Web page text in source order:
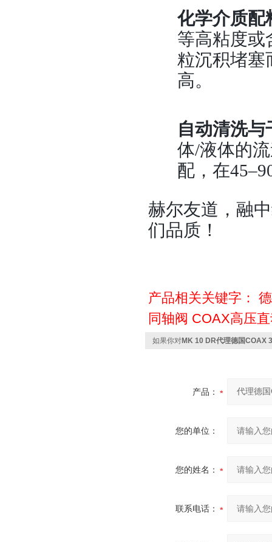
化学介质配
等高粘度或
粒沉积堵塞
高。
自动清洗与
体/液体的
配，在
赫尔友道，融
们品质！
产品相关关键字：
同轴阀 COAX高压
如果你对MK 10 DR代理德国COAX
产品：
您的单位：
您的姓名：
联系电话：